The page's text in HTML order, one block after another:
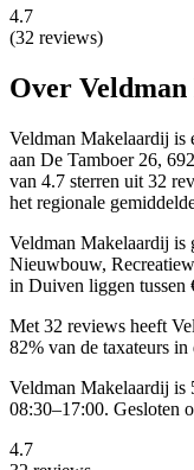
4.7
(32 reviews)
Over
Veldman Makelaardij is
aan De Tamboer 26,
van 4.7 sterren uit 32
het regionale
Veldman Makelaardij is
Nieuwbouw,
in Duiven liggen tussen
Met 32 reviews heeft
82% van de taxateurs in
Veldman Makelaardij is
08:30–17:00. Gesloten
4.7